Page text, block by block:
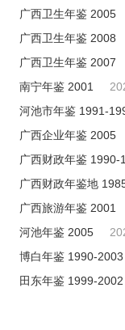
广西卫生年鉴 2005
广西卫生年鉴 2008
广西卫生年鉴 2007
南宁年鉴 2001
河池市年鉴 1991-
广西企业年鉴 2005
广西财政年鉴 1990-
广西财政年鉴地
广西旅游年鉴 2001
河池年鉴 2005
博白年鉴 1990-2003
田东年鉴 1999-2002